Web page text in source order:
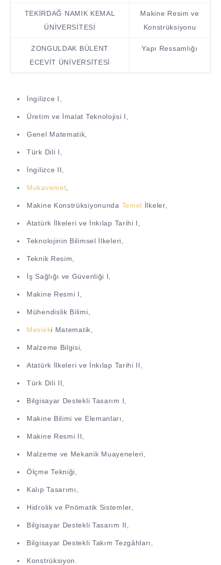
TEKİRDAĞ NAMIK KEMAL
ÜNİVERSİTESİ
Makine Resim ve
Konstrüksiyonu
ZONGULDAK BÜLENT
ECEVİT ÜNİVERSİTESİ
Yapı Ressamlığı
İngilizce I,
Üretim ve İmalat Teknolojisi I,
Genel Matematik,
Türk Dili I,
İngilizce II,
Mukavemet
Makine Konstrüksiyonunda Temel İlkeler,
Atatürk İlkeleri ve İnkılap Tarihi I,
Teknolojinin Bilimsel İlkeleri,
Teknik Resim,
İş Sağlığı ve Güvenliği I,
Makine Resmi I,
Mühendislik Bilimi,
Mesleki Matematik,
Malzeme Bilgisi,
Atatürk İlkeleri ve İnkılap Tarihi II,
Türk Dili II,
Bilgisayar Destekli Tasarım I,
Makine Bilimi ve Elemanları,
Makine Resmi II,
Malzeme ve Mekanik Muayeneleri,
Ölçme Tekniği,
Kalıp Tasarımı,
Hidrolik ve Pnömatik Sistemler,
Bilgisayar Destekli Tasarım II,
Bilgisayar Destekli Takım Tezgâhları,
Konstrüksiyon.